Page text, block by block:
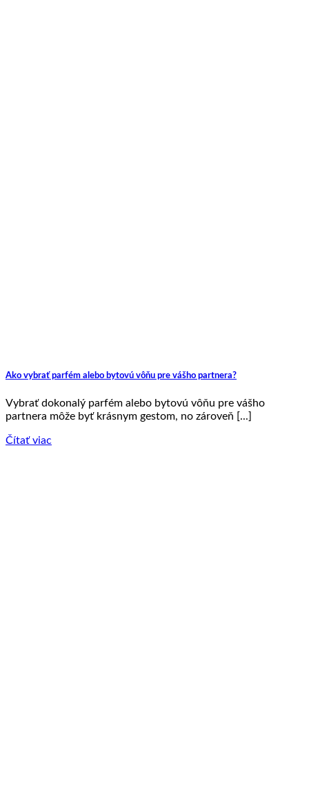
Ako vybrať parfém alebo bytovú vôňu pre vášho partnera?
Vybrať dokonalý parfém alebo bytovú vôňu pre vášho
partnera môže byť krásnym gestom, no zároveň [...]
Čítať viac